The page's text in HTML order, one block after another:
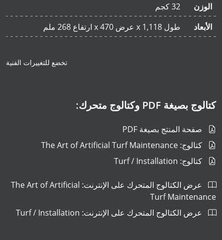
الوزن
32 كجم
الأبعاد
طول 1,118 x عرض 470 x ارتفاع 268 ملم
تخضع للتغييرات الفنية
كتالوج بصيغة PDF وكتالوج متحرك:
صفحة المنتج بصيغة PDF
كتالوج: The Art of Artificial Turf Maintenance
كتالوج: Turf / Installation
عرض الكتالوج المتحرك على الإنترنت: The Art of Artificial
Turf Maintenance
عرض الكتالوج المتحرك على الإنترنت: Turf / Installation